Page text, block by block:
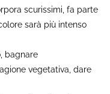
scurissimi, fa parte
sarà più intenso
bagnare
vegetativa, dare